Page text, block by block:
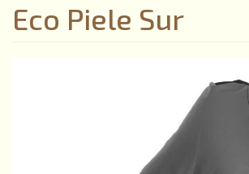
Eco Piele Sur